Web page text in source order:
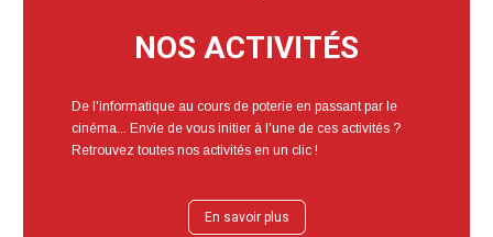
NOS ACTIVITÉS
De l'informatique au cours de poterie en passant par le
cinéma... Envie de vous initier à l'une de ces activités ?
Retrouvez toutes nos activités en un clic !
En savoir plus